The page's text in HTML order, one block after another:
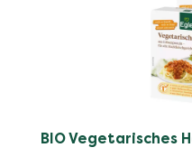
BIO Vegetarisches